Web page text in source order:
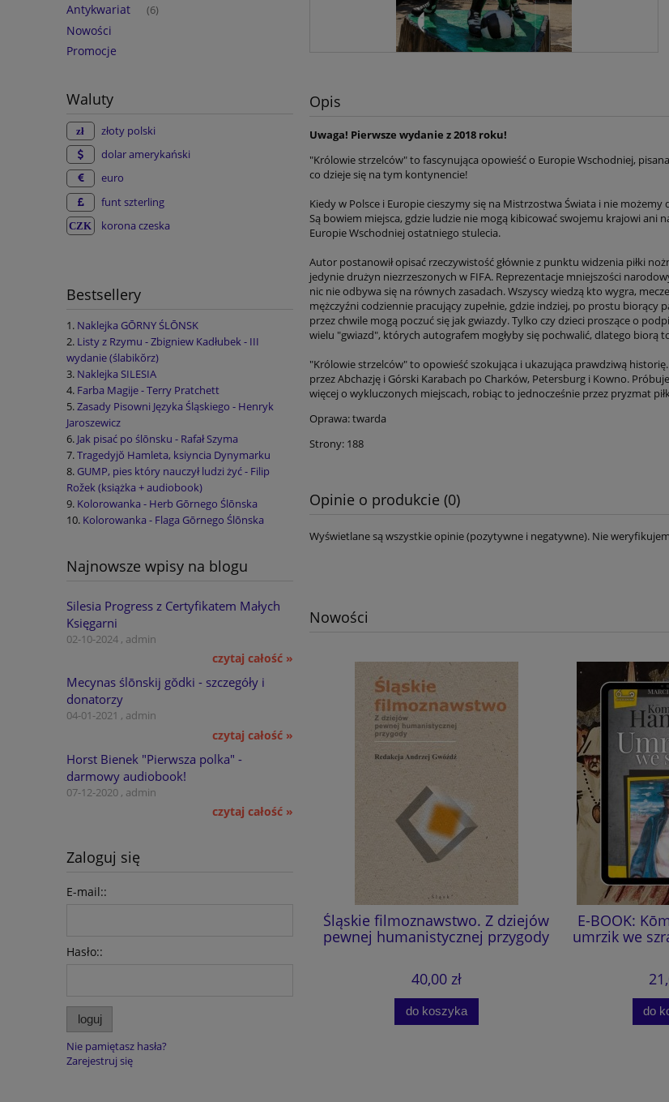
Antykwariat (6)
Nowości
Promocje
Waluty
złoty polski
dolar amerykański
euro
funt szterling
korona czeska
Bestsellery
Naklejka GŌRNY ŚLŌNSK
Listy z Rzymu - Zbigniew Kadłubek - III
wydanie (ślabikŏrz)
Naklejka SILESIA
Farba Magije - Terry Pratchett
Zasady Pisowni Języka Śląskiego - Henryk
Jaroszewicz
Jak pisać po ślōnsku - Rafał Szyma
Tragedyjŏ Hamleta, ksiyncia Dynymarku
GUMP, pies który nauczył ludzi żyć - Filip
Rožek (książka + audiobook)
Kolorowanka - Herb Gōrnego Ślōnska
Kolorowanka - Flaga Gōrnego Ślōnska
Najnowsze wpisy na blogu
Silesia Progress z Certyfikatem Małych
Księgarni
02-10-2024 , admin
czytaj całość »
Mecynas ślōnskij gŏdki - szczegóły i
donatorzy
04-01-2021 , admin
czytaj całość »
Horst Bienek "Pierwsza polka" -
darmowy audiobook!
07-12-2020 , admin
czytaj całość »
Zaloguj się
E-mail::
Hasło::
loguj
Nie pamiętasz hasła?
Zarejestruj się
Opis
Uwaga! Pierwsze wydanie z 2018 roku!
"Królowie strzelców" to fascynująca opowieść o Europie Wschodniej,
co dzieje się na tym kontynencie!
Kiedy w Polsce i Europie cieszymy się na Mistrzostwa Świata i nie
Są bowiem miejsca, gdzie ludzie nie mogą kibicować swojemu krajowi ani
Europie Wschodniej ostatniego stulecia.
Autor postanowił opisać rzeczywistość głównie z punktu widzenia piłki
jedynie drużyn niezrzeszonych w FIFA. Reprezentacje mniejszości
nic nie odbywa się na równych zasadach. Wszyscy wiedzą kto wygra,
mężczyźni codziennie pracujący zupełnie, gdzie indziej, po prostu
przez chwile mogą poczuć się jak gwiazdy. Tylko czy dzieci proszące o
wielu "gwiazd", których autografem mogłyby się pochwalić, dlatego biorą
"Królowie strzelców" to opowieść szokująca i ukazująca prawdziwą
przez Abchazję i Górski Karabach po Charków, Petersburg i Kowno.
więcej o wykluczonych miejscach, robiąc to jednocześnie przez pryzmat
Oprawa: twarda
Strony: 188
Opinie o produkcie (0)
Wyświetlane są wszystkie opinie (pozytywne i negatywne). Nie
Nowości
Śląskie filmoznawstwo. Z dziejów
pewnej humanistycznej przygody
40,00 zł
do koszyka
E-BOOK:
umrzik we
do